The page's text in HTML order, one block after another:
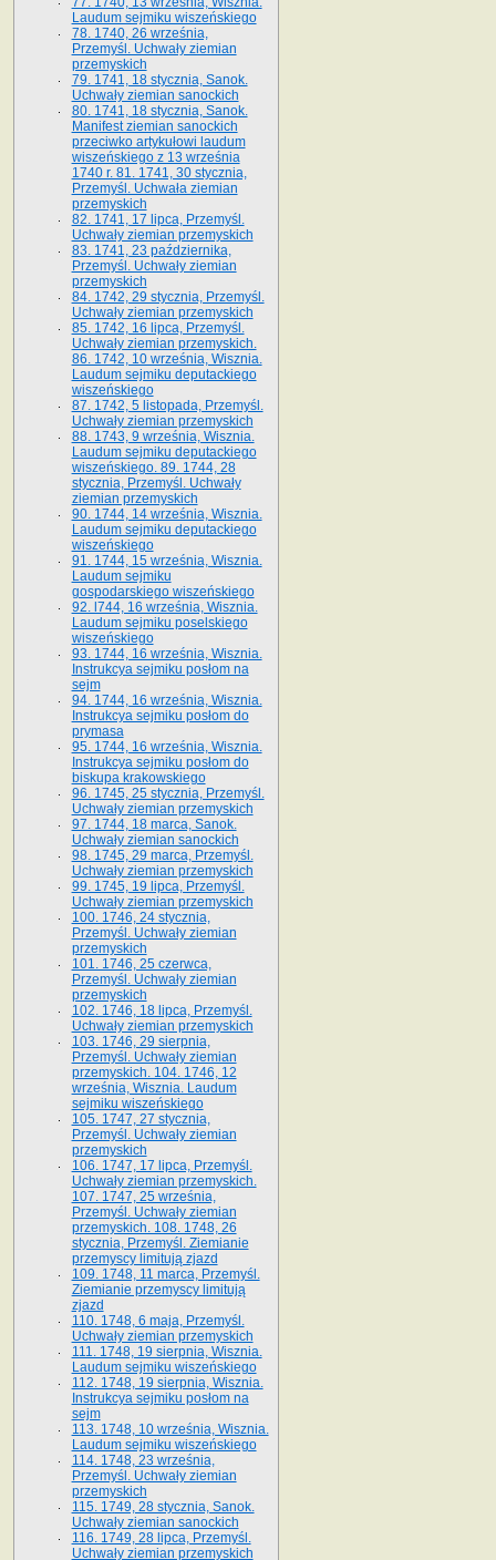
Laudum sejmiku wiszeńskiego
78. 1740, 26 września,
Przemyśl. Uchwały ziemian
przemyskich
79. 1741, 18 stycznia, Sanok.
Uchwały ziemian sanockich
80. 1741, 18 stycznia, Sanok.
Manifest ziemian sanockich
przeciwko artykułowi laudum
wiszeńskiego z 13 wrze­śnia
1740 r. 81. 1741, 30 stycznia,
Przemyśl. Uchwała ziemian
przemyskich
82. 1741, 17 lipca, Przemyśl.
Uchwały ziemian przemyskich
83. 1741, 23 października,
Przemyśl. Uchwały ziemian
przemyskich
84. 1742, 29 stycznia, Przemyśl.
Uchwały ziemian przemyskich
85. 1742, 16 lipca, Przemyśl.
Uchwały ziemian przemyskich.
86. 1742, 10 września, Wisznia.
Laudum sejmiku deputackiego
wiszeńskiego
87. 1742, 5 listopada, Przemyśl.
Uchwały ziemian przemyskich
88. 1743, 9 września, Wisznia.
Laudum sejmiku deputackiego
wiszeńskiego. 89. 1744, 28
stycznia, Przemyśl. Uchwały
ziemian przemyskich
90. 1744, 14 września, Wisznia.
Laudum sejmiku deputackiego
wiszeńskiego
91. 1744, 15 września, Wisznia.
Laudum sejmiku
gospodarskiego wiszeńskiego
92. l744, 16 września, Wisznia.
Laudum sejmiku poselskiego
wiszeńskiego
93. 1744, 16 września, Wisznia.
Instrukcya sejmiku posłom na
sejm
94. 1744, 16 września, Wisznia.
Instrukcya sejmiku posłom do
prymasa
95. 1744, 16 września, Wisznia.
Instrukcya sejmiku posłom do
biskupa krakowskiego
96. 1745, 25 stycznia, Przemyśl.
Uchwały ziemian przemyskich
97. 1744, 18 marca, Sanok.
Uchwały ziemian sanockich
98. 1745, 29 marca, Przemyśl.
Uchwały ziemian przemyskich
99. 1745, 19 lipca, Przemyśl.
Uchwały ziemian przemyskich
100. 1746, 24 stycznia,
Przemyśl. Uchwały ziemian
przemyskich
101. 1746, 25 czerwca,
Przemyśl. Uchwały ziemian
przemyskich
102. 1746, 18 lipca, Przemyśl.
Uchwały ziemian przemyskich
103. 1746, 29 sierpnia,
Przemyśl. Uchwały ziemian
przemyskich. 104. 1746, 12
września, Wisznia. Laudum
sejmiku wiszeńskiego
105. 1747, 27 stycznia,
Przemyśl. Uchwały ziemian
przemyskich
106. 1747, 17 lipca, Przemyśl.
Uchwały ziemian przemyskich.
107. 1747, 25 września,
Przemyśl. Uchwały ziemian
przemyskich. 108. 1748, 26
stycznia, Przemyśl. Ziemianie
przemyscy limitują zjazd
109. 1748, 11 marca, Przemyśl.
Ziemianie przemyscy limitują
zjazd
110. 1748, 6 maja, Przemyśl.
Uchwały ziemian przemyskich
111. 1748, 19 sierpnia, Wisznia.
Laudum sejmiku wiszeńskiego
112. 1748, 19 sierpnia, Wisznia.
Instrukcya sejmiku posłom na
sejm
113. 1748, 10 września, Wisznia.
Laudum sejmiku wiszeńskiego
114. 1748, 23 września,
Przemyśl. Uchwały ziemian
przemyskich
115. 1749, 28 stycznia, Sanok.
Uchwały ziemian sanockich
116. 1749, 28 lipca, Przemyśl.
Uchwały ziemian przemyskich